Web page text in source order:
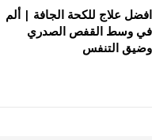
افضل علاج للكحة الجافة | ألم
في وسط القفص الصدري
وضيق التنفس